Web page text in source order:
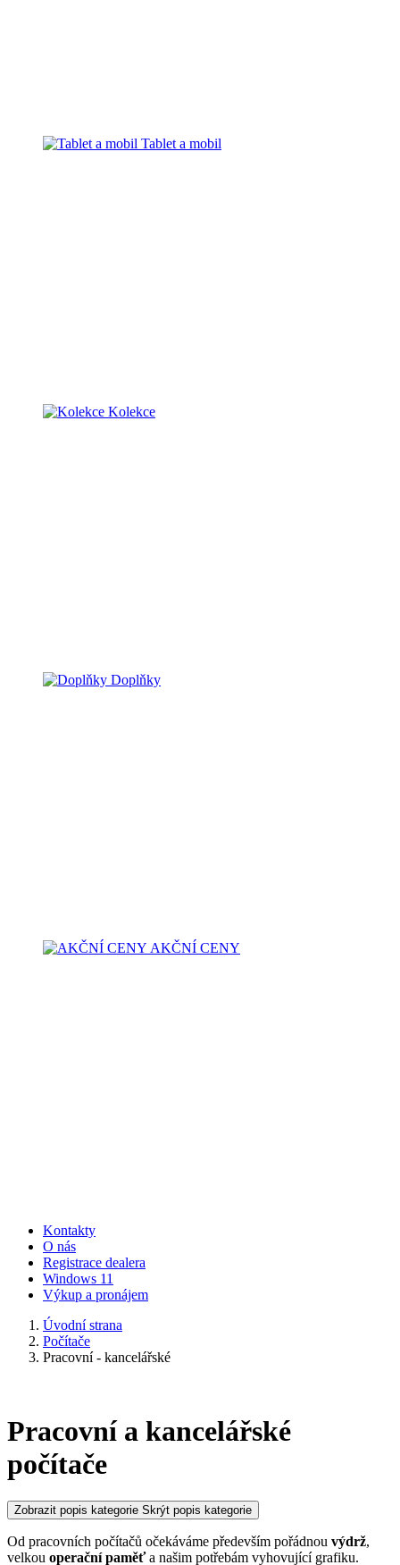
Tablet a mobil
Kolekce
Doplňky
AKČNÍ CENY
Kontakty
O nás
Registrace dealera
Windows 11
Výkup a pronájem
Úvodní strana
Počítače
Pracovní - kancelářské
Pracovní a kancelářské
počítače
Zobrazit popis kategorie Skrýt popis kategorie
Od pracovních počítačů očekáváme především pořádnou výdrž,
velkou operační paměťa našim potřebám vyhovující grafiku.